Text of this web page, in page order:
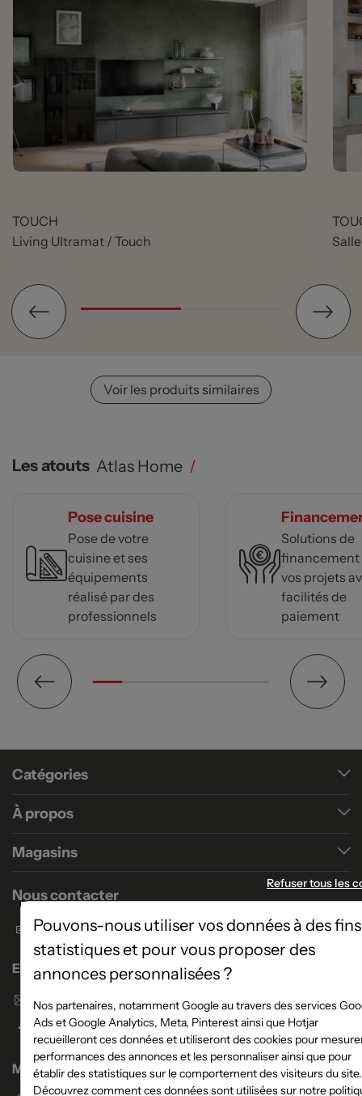
TOUCH
Living Ultramat / Touch
Voir les produits similaires
Les atouts Atlas Home /
Pose cuisine
Pose de votre
cuisine et ses
équipements
réalisé par des
professionnels
Solutions de
financement
vos projets
facilités de
paiement
Catégories
À propos
Magasins
Nous contacter
Formulaire de contact
Enseigne Atlas Home
Envoyer un email
Magasins
Refuser tous les
Pouvons-nous utiliser vos données à des fins
statistiques et pour vous proposer des
annonces personnalisées ?
Nos partenaires, notamment Google au travers des services
Ads et Google Analytics, Meta, Pinterest ainsi que Hotjar
recueilleront ces données et utiliseront des cookies pour
performances des annonces et les personnaliser ainsi que pour
établir des statistiques sur le comportement des visiteurs du site.
Découvrez comment ces données sont utilisées sur notre